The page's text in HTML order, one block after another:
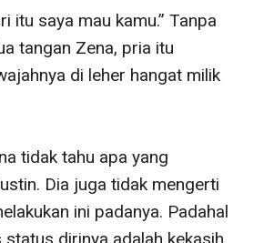
itu saya mau kamu.” Tanpa
tangan Zena, pria itu
di leher hangat milik
tidak tahu apa yang
Dia juga tidak mengerti
ini padanya. Padahal
dirinya adalah kekasih